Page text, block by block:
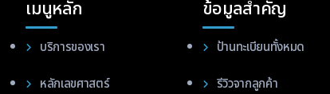
เมนูหลัก
บริการของเรา
หลักเลขศาสตร์
ข้อมูลสำคัญ
ป้านทะเบียนทั้งหมด
รีวิวจากลูกค้า